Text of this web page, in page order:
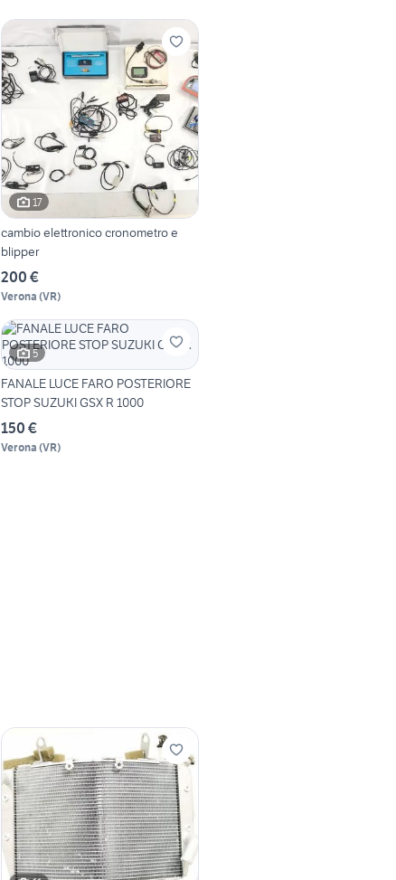
17
cambio elettronico cronometro e
blipper
200 €
Verona (VR)
5
FANALE LUCE FARO POSTERIORE
STOP SUZUKI GSX R 1000
150 €
Verona (VR)